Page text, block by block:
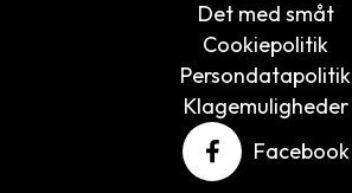
Det med småt
Cookiepolitik
Persondatapolitik
Klagemuligheder
Facebook